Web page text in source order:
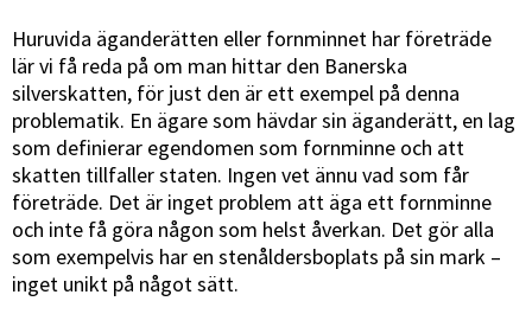
Huruvida äganderätten eller fornminnet har företräde
lär vi få reda på om man hittar den Banerska
silverskatten, för just den är ett exempel på denna
problematik. En ägare som hävdar sin äganderätt, en lag
som definierar egendomen som fornminne och att
skatten tillfaller staten. Ingen vet ännu vad som får
företräde. Det är inget problem att äga ett fornminne
och inte få göra någon som helst åverkan. Det gör alla
som exempelvis har en stenåldersboplats på sin mark –
inget unikt på något sätt.